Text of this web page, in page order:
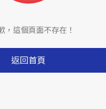
，這個頁面不存在！
返回首頁